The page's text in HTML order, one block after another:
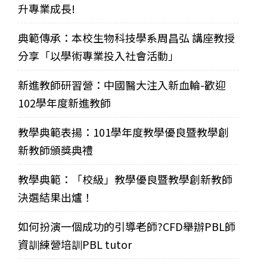
升專業成長!
典範傳承：本校生物科技學系周昌弘 講座教授
分享「以學術專業投入社會活動」
新進教師研習營：中國醫大注入新血輪-歡迎
102學年度新進教師
教學典範表揚：101學年度教學優良暨教學創
新教師頒獎典禮
教學典範：「校級」教學優良暨教學創新教師
決選結果出爐！
如何扮演一個成功的引導老師?CFD舉辦PBL師
資訓練營培訓PBL tutor